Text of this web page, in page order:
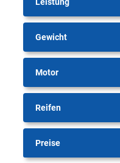
Gewicht
Motor
Reifen
Preise